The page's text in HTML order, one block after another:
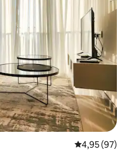
4,95 de uma
4,95 (97)